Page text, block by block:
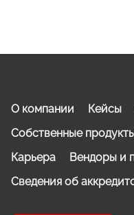
О компании Кейсы
Собственные
Карьера
Вендоры и
Сведения об